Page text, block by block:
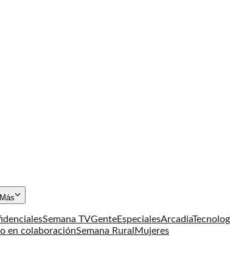
Más
Semana TVGenteEspecialesArcadia
en colaboraciónSemana RuralMujeres